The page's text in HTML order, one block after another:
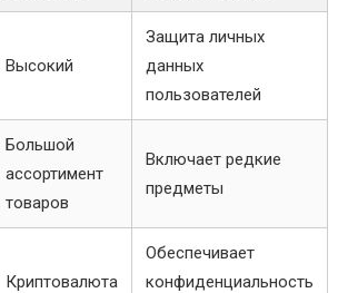
Высокий
Защита личных
данных
пользователей
Большой
ассортимент
товаров
Включает редкие
предметы
Криптовалюта
Обеспечивает
конфиденциальность